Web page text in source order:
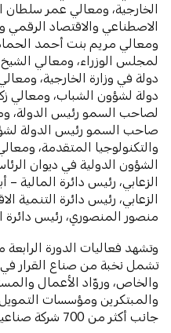
الخارجية، ومعالي عمر سلطان
الاصطناعي والاقتصاد
ومعالي مريم بنت أحمد
لمجلس الوزراء، ومعالي
دولة في وزارة الخارجية،
دولة لشؤون الشباب، ومعالي
لصاحب السمو رئيس الدولة،
صاحب السمو رئيس الدولة
والتكنولوجيا المتقدمة،
الشؤون الدولية في ديوان
الزعابي، رئيس دائرة
الزعابي، رئيس دائرة التنمية
منصور المنصوري، رئيس دائرة
وتشهد فعاليات الدورة
تشمل نخبة من صناع القرار
والخاص، وروّاد الأعمال
والمبتكرين ومؤسسات
جانب أكثر من 700 شركة صناعية تعرض منتجاتها المبتكرة.